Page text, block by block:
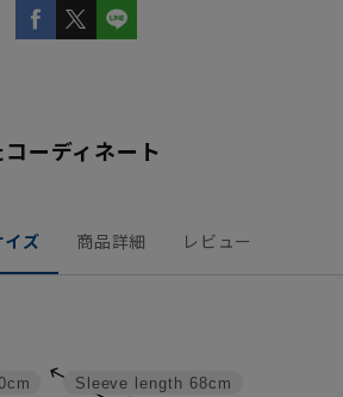
ーディネート
イズ 商品詳細 レビュー
Sleeve length 68cm